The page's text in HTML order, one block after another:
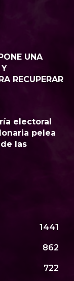
UNA
RECUPERAR
electoral
pelea
las
1441
862
722